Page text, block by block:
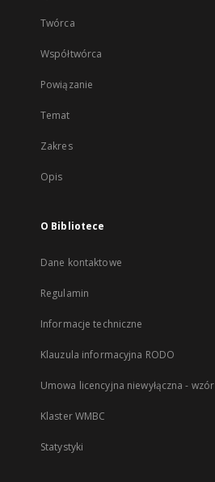
Twórca
Współtwórca
Powiązanie
Temat
Zakres
Opis
O Bibliotece
Dane kontaktowe
Regulamin
Informacje techniczne
Klauzula informacyjna RODO
Umowa licencyjna niewyłączna - wzór
Klaster WMBC
Statystyki